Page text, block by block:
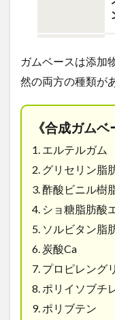
ガムベースは添加
然の両方の種類が
《合成ガムベ
1. エルテルガム
2. グリセリン脂
3. 酢酸ビニル樹
4. ショ糖脂肪酸
5. ソルビタン脂
6. 炭酸Ca
7. プロピレング
8. ポリイソブチ
9. ポリブテン